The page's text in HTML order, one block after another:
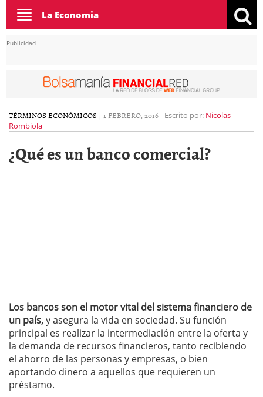
Toggle
navigation
La Economia
Publicidad
TÉRMINOS ECONÓMICOS | 1 FEBRERO, 2016- Escrito por: Nicolas
Rombiola
¿Qué es un banco comercial?
Los bancos son el motor vital del sistema financiero de
un país,y asegura la vida en sociedad. Su función
principal es realizar la intermediación entre la oferta y
la demanda de recursos financieros, tanto recibiendo
el ahorro de las personas y empresas, o bien
aportando dinero a aquellos que requieren un
préstamo.